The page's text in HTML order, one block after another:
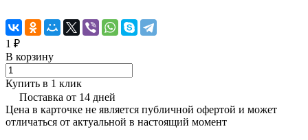
1 ₽
В корзину
Купить в 1 клик
Поставка от 14 дней
Цена в карточке не является публичной офертой и может
отличаться от актуальной в настоящий момент